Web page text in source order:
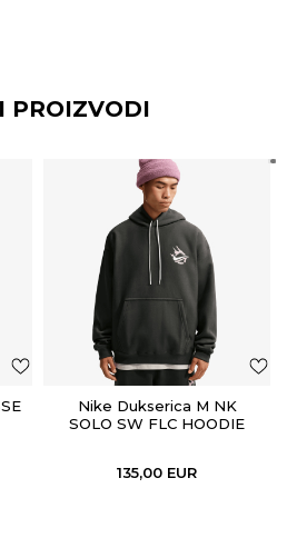
PROIZVODI
Nike Dukserica M NK
SOLO SW FLC HOODIE
135,00 EUR